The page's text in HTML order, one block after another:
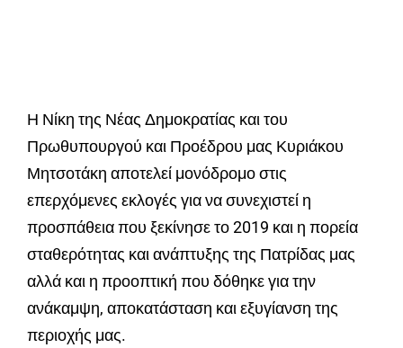
Η Νίκη της Νέας Δημοκρατίας και του
Πρωθυπουργού και Προέδρου μας Κυριάκου
Μητσοτάκη αποτελεί μονόδρομο στις
επερχόμενες εκλογές για να συνεχιστεί η
προσπάθεια που ξεκίνησε το 2019 και η πορεία
σταθερότητας και ανάπτυξης της Πατρίδας μας
αλλά και η προοπτική που δόθηκε για την
ανάκαμψη, αποκατάσταση και εξυγίανση της
περιοχής μας.